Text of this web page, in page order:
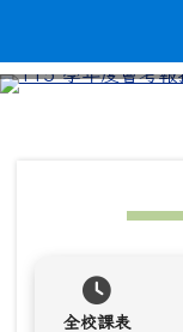
全校課表